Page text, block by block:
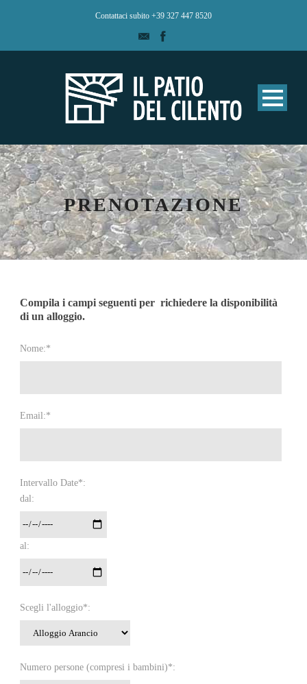
Contattaci subito +39 327 447 8520
PRENOTAZIONE
Compila i campi seguenti per richiedere la disponibilità
di un alloggio.
Nome:*
Email:*
Intervallo Date*:
dal:
al:
Scegli l'alloggio*:
Numero persone (compresi i bambini)*: